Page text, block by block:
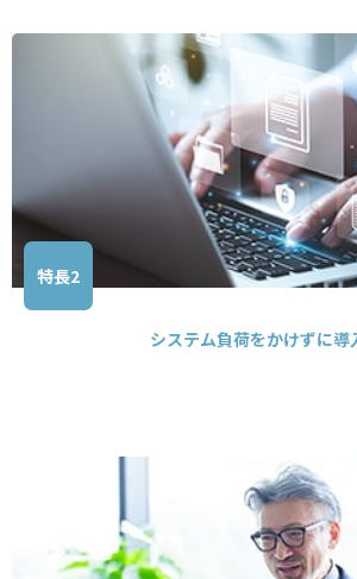
特長2
システム負荷をかけずに導